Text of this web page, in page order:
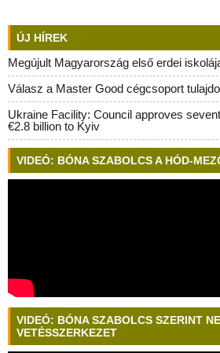
ÚJ HÍREK
Megújult Magyarország első erdei
Válasz a Master Good cégcsoport
Ukraine Facility: Council approves
€2.8 billion to Kyiv
VIDEÓ: BÓNA SZABOLCS A HÓD-
VIDEÓ: BÓNA SZABOLCS SZERINT
VETÉSSZERKEZET